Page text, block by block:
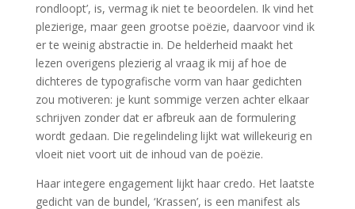
rondloopt’, is, vermag ik niet te beoordelen. Ik vind het
plezierige, maar geen grootse poëzie, daarvoor vind ik
er te weinig abstractie in. De helderheid maakt het
lezen overigens plezierig al vraag ik mij af hoe de
dichteres de typografische vorm van haar gedichten
zou motiveren: je kunt sommige verzen achter elkaar
schrijven zonder dat er afbreuk aan de formulering
wordt gedaan. Die regelindeling lijkt wat willekeurig en
vloeit niet voort uit de inhoud van de poëzie.
Haar integere engagement lijkt haar credo. Het laatste
gedicht van de bundel, ‘Krassen’, is een manifest als